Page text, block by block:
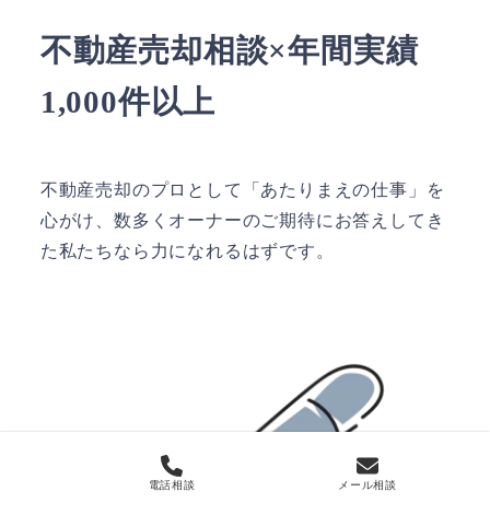
不動産売却相談×年間実績
1,000件以上
不動産売却のプロとして「あたりまえの仕事」を
心がけ、数多くオーナーのご期待にお答えしてき
た私たちなら力になれるはずです。
電話相談 メール相談